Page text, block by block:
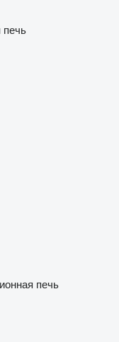
печь
печь